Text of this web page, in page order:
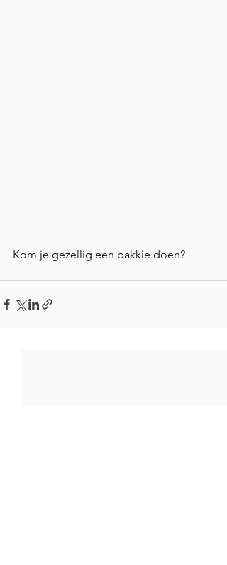
Kom je gezellig een bakkie doen?